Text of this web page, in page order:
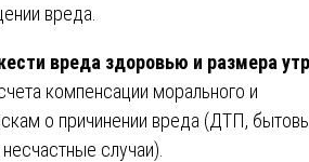
вреда.
вреда здоровью и размера
компенсации морального и
о причинении вреда (ДТП,
случаи).